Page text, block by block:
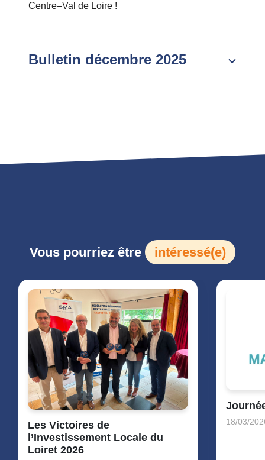
Centre–Val de Loire !
Bulletin décembre 2025
Vous pourriez être intéressé(e)
Les Victoires de
l’Investissement Locale du
Loiret 2026
18/03/